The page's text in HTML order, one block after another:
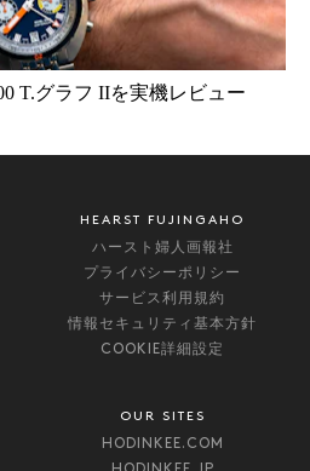
T.グラフ IIを実機レビュー
HEARST FUJINGAHO
ハースト婦人画報社
プライバシーポリシー
サービス利用規約
情報セキュリティ基本方針
COOKIE詳細設定
OUR SITES
HODINKEE.COM